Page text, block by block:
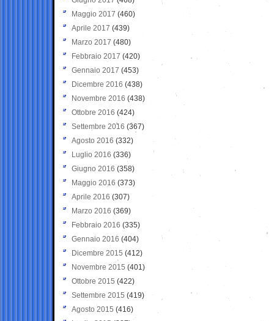
Maggio 2017 (460)
Aprile 2017 (439)
Marzo 2017 (480)
Febbraio 2017 (420)
Gennaio 2017 (453)
Dicembre 2016 (438)
Novembre 2016 (438)
Ottobre 2016 (424)
Settembre 2016 (367)
Agosto 2016 (332)
Luglio 2016 (336)
Giugno 2016 (358)
Maggio 2016 (373)
Aprile 2016 (307)
Marzo 2016 (369)
Febbraio 2016 (335)
Gennaio 2016 (404)
Dicembre 2015 (412)
Novembre 2015 (401)
Ottobre 2015 (422)
Settembre 2015 (419)
Agosto 2015 (416)